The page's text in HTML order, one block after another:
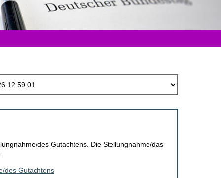
des Gutachtens. Die Stellungnahme/das
des Gutachtens